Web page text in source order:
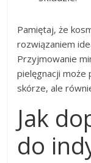
Pamiętaj, że
rozwiązaniem
Przyjmowanie
pielęgnacji może
skórze, ale
Jak
do